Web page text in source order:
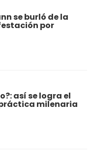
se burló de la
por
así se logra el
milenaria